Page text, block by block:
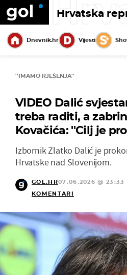
Hrvatska
Dnevnik.hr Vijesti
''IMAMO RJEŠENJA''
VIDEO Dalić
treba raditi, a
Kovačića: ''Cilj je
Izbornik Zlatko Dalić je
Hrvatske nad Slovenijom.
GOL.HR07.06.2026 @ 23:33
KOMENTARI